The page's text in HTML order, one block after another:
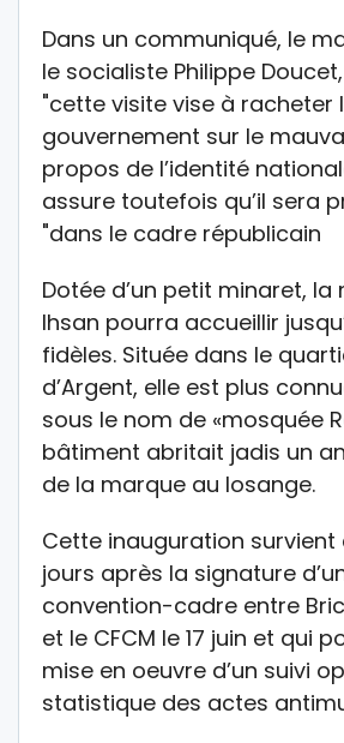
Dans un communiqué, le
le socialiste Philippe
"cette visite vise à racheter
gouvernement sur le
propos de l’identité
assure toutefois qu’il sera
"dans le cadre républicain
Dotée d’un petit minaret, la
Ihsan pourra accueillir
fidèles. Située dans le
d’Argent, elle est plus
sous le nom de «mosquée
bâtiment abritait jadis un
de la marque au losange.
Cette inauguration survient
jours après la signature
convention-cadre entre
et le CFCM le 17 juin et qui
mise en oeuvre d’un suivi
statistique des actes